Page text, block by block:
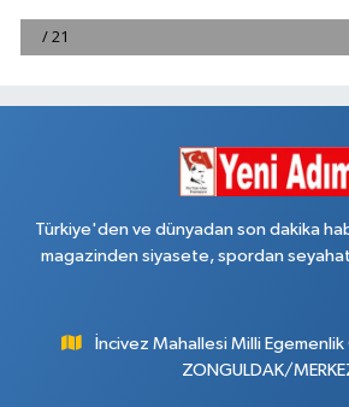
Türkiye'den ve dünyadan son dakika
magazinden siyasete, spordan
İncivez Mahallesi Milli
ZONGULDAK/